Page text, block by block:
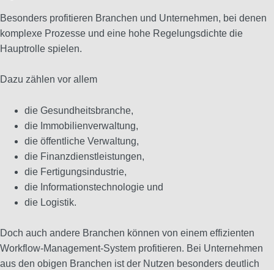
Besonders profitieren Branchen und Unternehmen, bei denen
komplexe Prozesse und eine hohe Regelungsdichte die
Hauptrolle spielen.
Dazu zählen vor allem
die Gesundheitsbranche,
die Immobilienverwaltung,
die öffentliche Verwaltung,
die Finanzdienstleistungen,
die Fertigungsindustrie,
die Informationstechnologie und
die Logistik.
Doch auch andere Branchen können von einem effizienten
Workflow-Management-System profitieren. Bei Unternehmen
aus den obigen Branchen ist der Nutzen besonders deutlich